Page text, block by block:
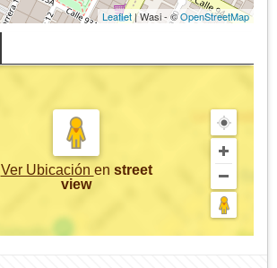
Leaflet| Wasi - ©OpenStreetMap
Ver Ubicación en street
view